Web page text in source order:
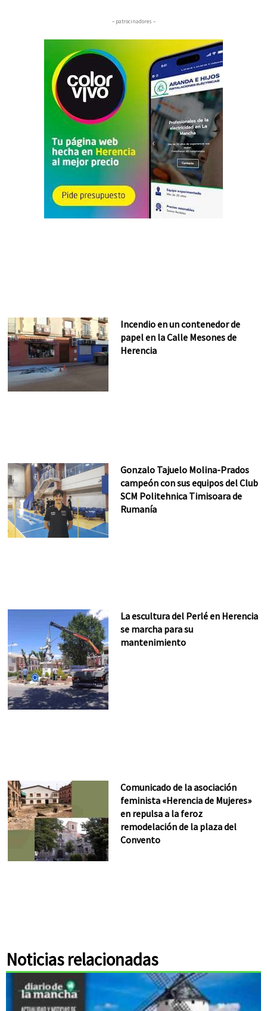
– patrocinadores –
Incendio en un contenedor de
papel en la Calle Mesones de
Herencia
Gonzalo Tajuelo Molina-Prados
campeón con sus equipos del Club
SCM Politehnica Timisoara de
Rumanía
La escultura del Perlé en Herencia
se marcha para su
mantenimiento
Comunicado de la asociación
feminista «Herencia de Mujeres»
en repulsa a la feroz
remodelación de la plaza del
Convento
Noticias relacionadas